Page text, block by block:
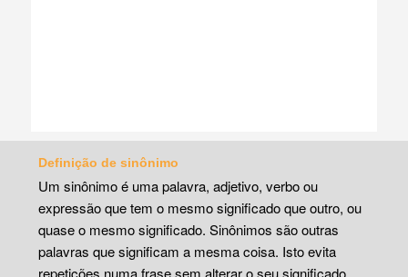
Definição de sinônimo
Um sinônimo é uma palavra, adjetivo, verbo ou
expressão que tem o mesmo significado que outro, ou
quase o mesmo significado. Sinônimos são outras
palavras que significam a mesma coisa. Isto evita
repetições numa frase sem alterar o seu significado.